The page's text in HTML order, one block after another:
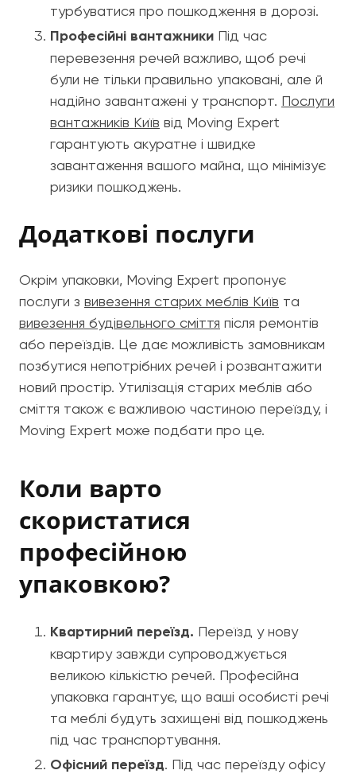
турбуватися про пошкодження в дорозі.
Професійні вантажники Під час
перевезення речей важливо, щоб речі
були не тільки правильно упаковані, але й
надійно завантажені у транспорт. Послуги
вантажників Київ від Moving Expert
гарантують акуратне і швидке
завантаження вашого майна, що мінімізує
ризики пошкоджень.
Додаткові послуги
Окрім упаковки, Moving Expert пропонує
послуги з вивезення старих меблів Київ та
вивезення будівельного сміття після ремонтів
або переїздів. Це дає можливість замовникам
позбутися непотрібних речей і розвантажити
новий простір. Утилізація старих меблів або
сміття також є важливою частиною переїзду, і
Moving Expert може подбати про це.
Коли варто
скористатися
професійною
упаковкою?
Квартирний переїзд. Переїзд у нову
квартиру завжди супроводжується
великою кількістю речей. Професійна
упаковка гарантує, що ваші особисті речі
та меблі будуть захищені від пошкоджень
під час транспортування.
Офісний переїзд. Під час переїзду офісу